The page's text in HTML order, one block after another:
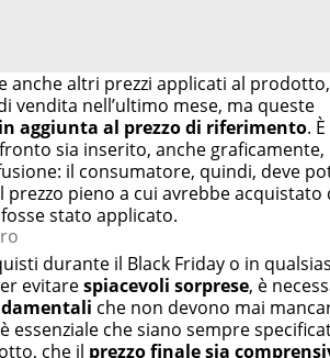
anche altri prezzi applicati al
vendita nell’ultimo mese, ma queste
in aggiunta al prezzo di riferimento. È
sia inserito, anche graficamente,
il consumatore, quindi, deve
pieno a cui avrebbe acquistato
stato applicato.
durante il Black Friday o in
evitarespiacevoli sorprese, è
che non devono mai
che siano sempre
che il prezzo finale sia